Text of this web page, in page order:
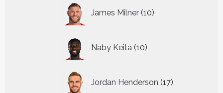
James Milner 10
producten
Naby Keita 10
producten
Jordan Henderson 17
producten